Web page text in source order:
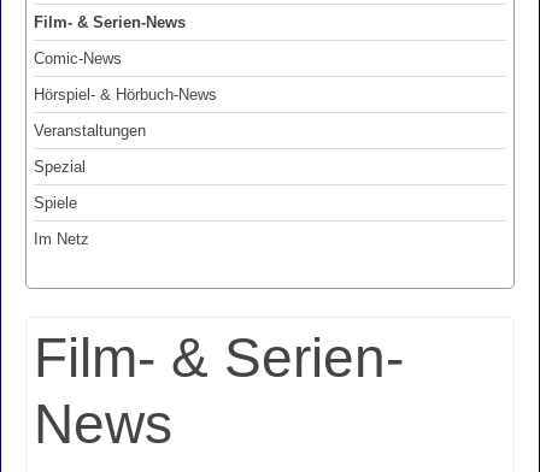
Film- & Serien-News
Comic-News
Hörspiel- & Hörbuch-News
Veranstaltungen
Spezial
Spiele
Im Netz
Film- & Serien-
News